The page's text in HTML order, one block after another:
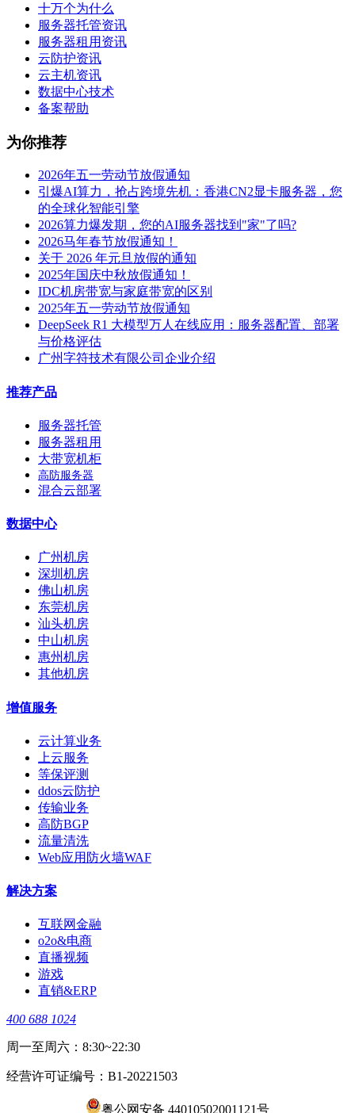
十万个为什么
服务器托管资讯
服务器租用资讯
云防护资讯
云主机资讯
数据中心技术
备案帮助
为你推荐
2026年五一劳动节放假通知
引爆AI算力，抢占跨境先机：香港CN2显卡服务器，您
的全球化智能引擎
2026算力爆发期，您的AI服务器找到"家"了吗?
2026马年春节放假通知！
关于 2026 年元旦放假的通知
2025年国庆中秋放假通知！
IDC机房带宽与家庭带宽的区别
2025年五一劳动节放假通知
DeepSeek R1 大模型万人在线应用：服务器配置、部署
与价格评估
广州字符技术有限公司企业介绍
推荐产品
服务器托管
服务器租用
大带宽机柜
高防服务器
混合云部署
数据中心
广州机房
深圳机房
佛山机房
东莞机房
汕头机房
中山机房
惠州机房
其他机房
增值服务
云计算业务
上云服务
等保评测
ddos云防护
传输业务
高防BGP
流量清洗
Web应用防火墙WAF
解决方案
互联网金融
o2o&电商
直播视频
游戏
直销&ERP
400 688 1024
周一至周六：8:30~22:30
经营许可证编号：B1-20221503
粤公网安备 44010502001121号